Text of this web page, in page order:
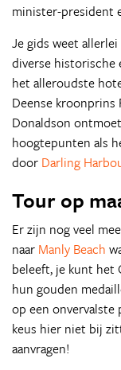
minister-president
Je gids weet
diverse historische
het alleroudste
Deense kroonprins
Donaldson
hoogtepunten als
door Darling
Tour op
Er zijn nog veel
naar Manly Beach
beleeft, je kunt het
hun gouden
op een
keus hier niet bij
aanvragen!